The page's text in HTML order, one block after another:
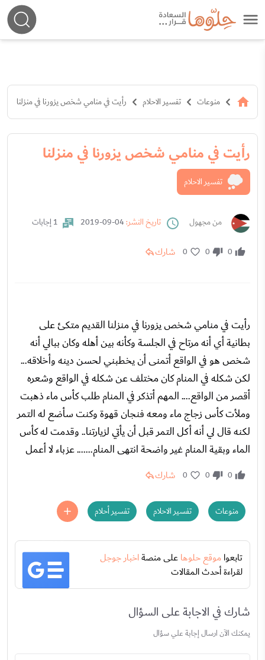
منوعات تفسير الاحلام رأيت في منامي شخص يزورنا في منزلنا
رأيت في منامي شخص يزورنا في منزلنا
تفسير الاحلام
من مجهول تاريخ النشر: 1 إجابات
0
0
0 شارك
رأيت في منامي شخص يزورنا في منزلنا القديم متكئ على
بطانية أي أنه مرتاح في الجلسة وكأنه بين أهله وكان ببالي أنه
شخص هو في الواقع أتمنى أن يخطبني لحسن دينه وأخلاقه...
لكن شكله في المنام كان مختلف عن شكله في الواقع وشعره
أقصر من الواقع.... المهم أتذكر في المنام طلب كأس ماء ذهبت
وملأت كأس زجاج ماء ومعه فنجان قهوة وكنت سأضع له التمر
لكنه قال لي أنه أكل التمر قبل أن يأتي لزيارتنا.. وقدمت له كأس
الماء وبقية المنام غير واضحة انتهى المنام....... عزباء لا أعمل
0
0
0 شارك
منوعات تفسير الاحلام تفسير أحلام
تابعواموقع حلوهاعلى منصةاخبار جوجل
لقراءة أحدث المقالات
شارك في الاجابة على السؤال
يمكنك الآن ارسال إجابة علي سؤال